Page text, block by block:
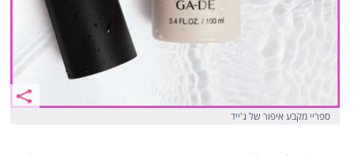
ספריי מקבע איפור של ג'ייד